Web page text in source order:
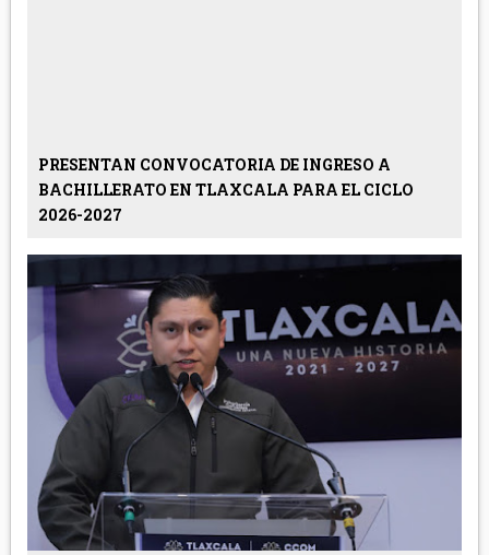
PRESENTAN CONVOCATORIA DE INGRESO A
BACHILLERATO EN TLAXCALA PARA EL CICLO
2026-2027